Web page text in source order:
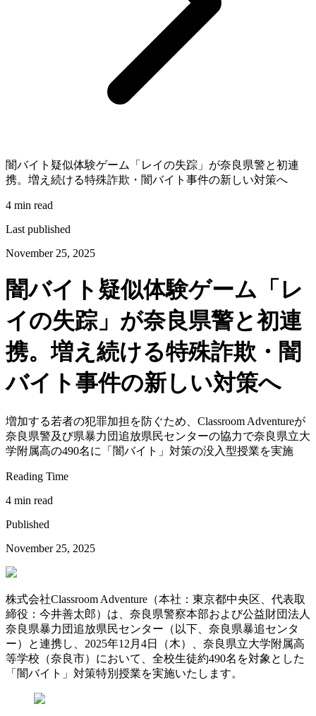
闇バイト疑似体験ゲーム「レイの失踪」が奈良県警と初連
携。増え続ける特殊詐欺・闇バイト事件の新しい対策へ
4 min read
Last published
November 25, 2025
闇バイト疑似体験ゲーム「レ
イの失踪」が奈良県警と初連
携。増え続ける特殊詐欺・闇
バイト事件の新しい対策へ
増加する若者の犯罪加担を防ぐため、Classroom Adventureが
奈良県警及び県暴力団追放県民センターの協力で奈良県立大
学附属高の490名に「闇バイト」対策の没入型授業を実施
Reading Time
4 min read
Published
November 25, 2025
株式会社Classroom Adventure（本社：東京都中央区、代表取
締役：今井善太郎）は、奈良県警察本部および公益財団法人
奈良県暴力団追放県民センター（以下、奈良県暴追センタ
ー）と連携し、2025年12月4日（木）、奈良県立大学附属高
等学校（奈良市）において、全校生徒約490名を対象とした
「闇バイト」対策特別授業を実施いたします。